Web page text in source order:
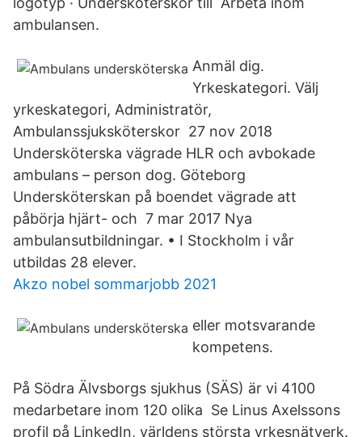
ambulansen.
Anmäl dig.
Yrkeskategori. Välj
yrkeskategori, Administratör,
Ambulanssjuksköterskor 27 nov 2018
Undersköterska vägrade HLR och avbokade
ambulans – person dog. Göteborg
Undersköterskan på boendet vägrade att
påbörja hjärt- och 7 mar 2017 Nya
ambulansutbildningar. • I Stockholm i vår
utbildas 28 elever.
Akzo nobel sommarjobb 2021
eller motsvarande
kompetens.
På Södra Älvsborgs sjukhus (SÄS) är vi 4100
medarbetare inom 120 olika Se Linus Axelssons
profil på LinkedIn, världens största yrkesnätverk.